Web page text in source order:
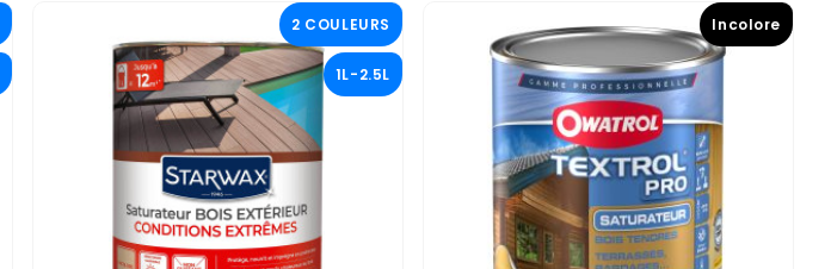
2 COULEURS
1L-2.5L
Incolore